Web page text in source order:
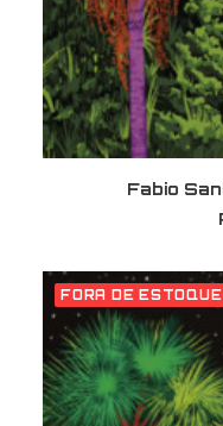
Fabio
FORA DE ESTOQUE